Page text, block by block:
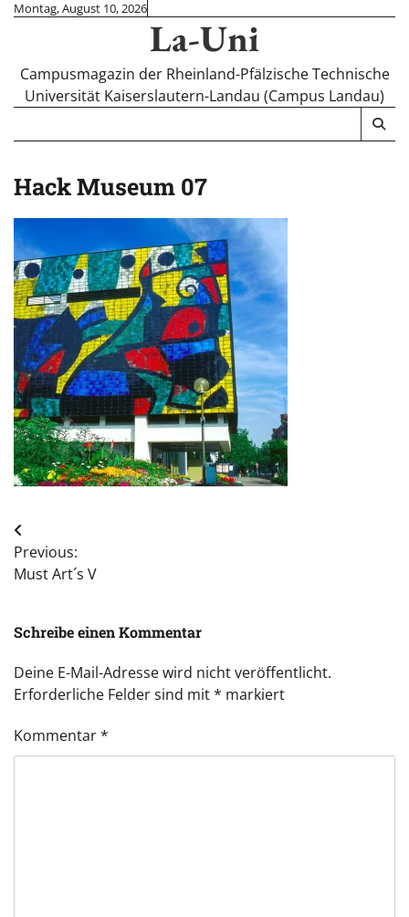
SkipMontag, August 10, 2026
La-Uni
Campusmagazin der Rheinland-Pfälzische Technische
Universität Kaiserslautern-Landau (Campus Landau)
Hack Museum 07
Beitragsnavigation
Previous:
Must Art´s V
Schreibe einen Kommentar
Deine E-Mail-Adresse wird nicht veröffentlicht.
Erforderliche Felder sind mit* markiert
Kommentar*